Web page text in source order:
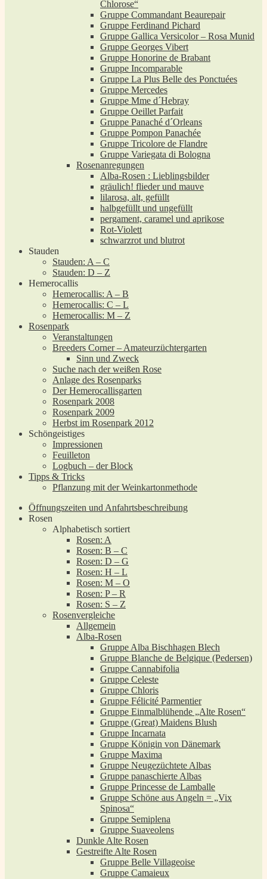
Chlorose“
Gruppe Commandant Beaurepair
Gruppe Ferdinand Pichard
Gruppe Gallica Versicolor – Rosa Munid
Gruppe Georges Vibert
Gruppe Honorine de Brabant
Gruppe Incomparable
Gruppe La Plus Belle des Ponctuées
Gruppe Mercedes
Gruppe Mme d´Hebray
Gruppe Oeillet Parfait
Gruppe Panaché d´Orleans
Gruppe Pompon Panachée
Gruppe Tricolore de Flandre
Gruppe Variegata di Bologna
Rosenanregungen
Alba-Rosen : Lieblingsbilder
gräulich! flieder und mauve
lilarosa, alt, gefüllt
halbgefüllt und ungefüllt
pergament, caramel und aprikose
Rot-Violett
schwarzrot und blutrot
Stauden
Stauden: A – C
Stauden: D – Z
Hemerocallis
Hemerocallis: A – B
Hemerocallis: C – L
Hemerocallis: M – Z
Rosenpark
Veranstaltungen
Breeders Corner – Amateurzüchtergarten
Sinn und Zweck
Suche nach der weißen Rose
Anlage des Rosenparks
Der Hemerocallisgarten
Rosenpark 2008
Rosenpark 2009
Herbst im Rosenpark 2012
Schöngeistiges
Impressionen
Feuilleton
Logbuch – der Block
Tipps & Tricks
Pflanzung mit der Weinkartonmethode
Öffnungszeiten und Anfahrtsbeschreibung
Rosen
Alphabetisch sortiert
Rosen: A
Rosen: B – C
Rosen: D – G
Rosen: H – L
Rosen: M – O
Rosen: P – R
Rosen: S – Z
Rosenvergleiche
Allgemein
Alba-Rosen
Gruppe Alba Bischhagen Blech
Gruppe Blanche de Belgique (Pedersen)
Gruppe Cannabifolia
Gruppe Celeste
Gruppe Chloris
Gruppe Félicité Parmentier
Gruppe Einmalblühende „Alte Rosen“
Gruppe (Great) Maidens Blush
Gruppe Incarnata
Gruppe Königin von Dänemark
Gruppe Maxima
Gruppe Neugezüchtete Albas
Gruppe panaschierte Albas
Gruppe Princesse de Lamballe
Gruppe Schöne aus Angeln = „Vix
Spinosa“
Gruppe Semiplena
Gruppe Suaveolens
Dunkle Alte Rosen
Gestreifte Alte Rosen
Gruppe Belle Villageoise
Gruppe Camaieux